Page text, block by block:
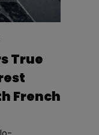
True
French